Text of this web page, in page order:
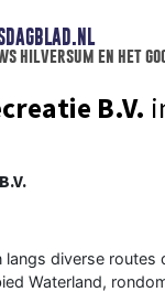
hilversum en het
B.V.
langs diverse routes
Waterland,